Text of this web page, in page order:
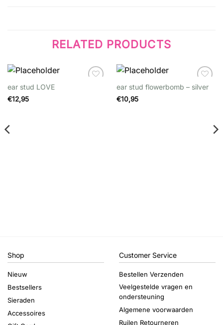
RELATED PRODUCTS
ear stud LOVE
€12,95
Wishlist
ear stud flowerbomb – silver
€10,95
Shop
Nieuw
Bestsellers
Sieraden
Accessoires
Customer Service
Bestellen Verzenden
Veelgestelde vragen en
ondersteuning
Algemene voorwaarden
Ruilen Retourneren